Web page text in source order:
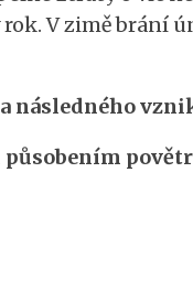
V zimě brání
následného
působením